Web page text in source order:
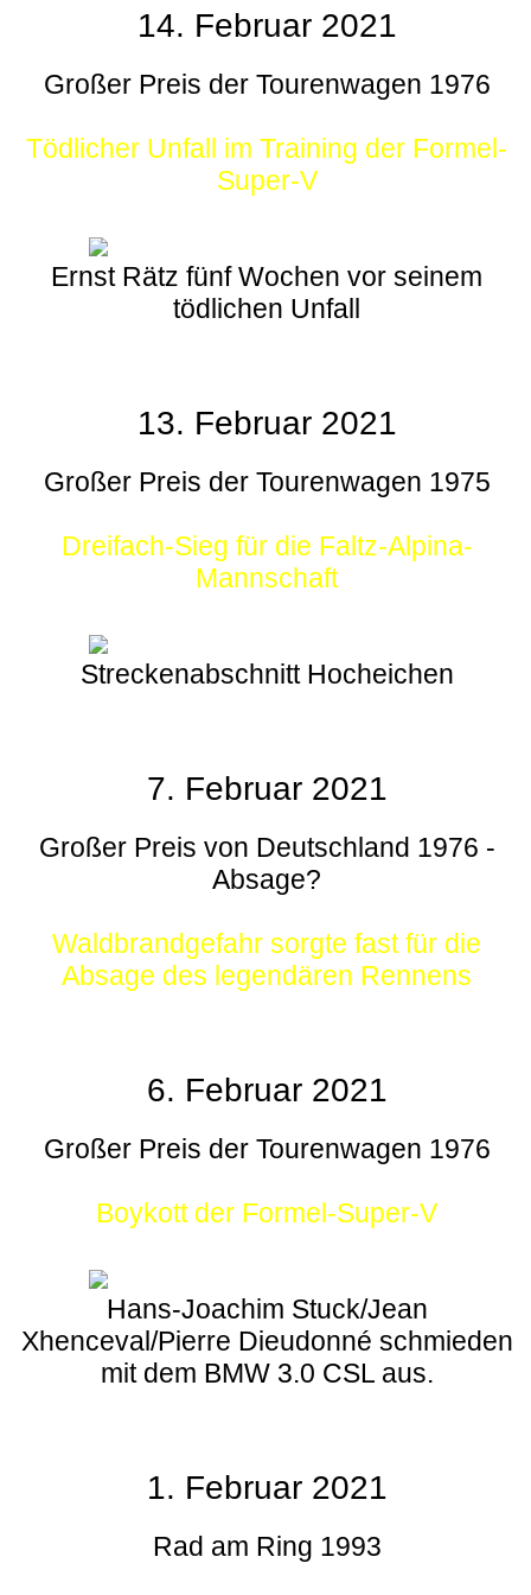
14. Februar 2021
Großer Preis der Tourenwagen 1976
Tödlicher Unfall im Training der Formel-
Super-V
Ernst Rätz fünf Wochen vor seinem
tödlichen Unfall
13. Februar 2021
Großer Preis der Tourenwagen 1975
Dreifach-Sieg für die Faltz-Alpina-
Mannschaft
Streckenabschnitt Hocheichen
7. Februar 2021
Großer Preis von Deutschland 1976 -
Absage?
Waldbrandgefahr sorgte fast für die
Absage des legendären Rennens
6. Februar 2021
Großer Preis der Tourenwagen 1976
Boykott der Formel-Super-V
Hans-Joachim Stuck/Jean
Xhenceval/Pierre Dieudonné schmieden
mit dem BMW 3.0 CSL aus.
1. Februar 2021
Rad am Ring 1993